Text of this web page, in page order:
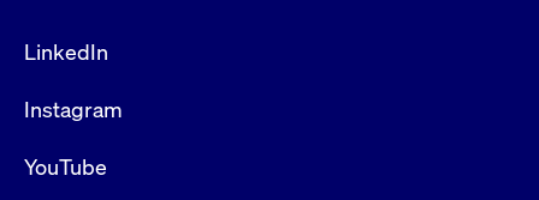
LinkedIn
Instagram
YouTube